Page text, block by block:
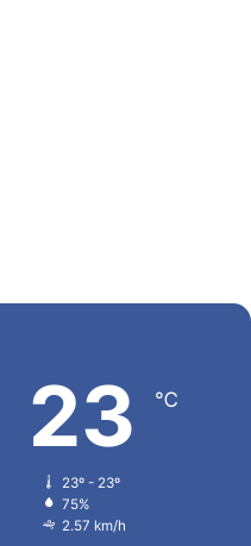
23 ℃
23º - 23º
75%
2.57 km/h